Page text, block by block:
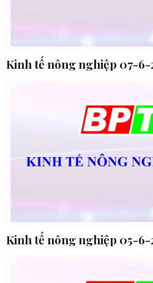
Kinh tế nông nghiệp 07-6-
Kinh tế nông nghiệp 05-6-